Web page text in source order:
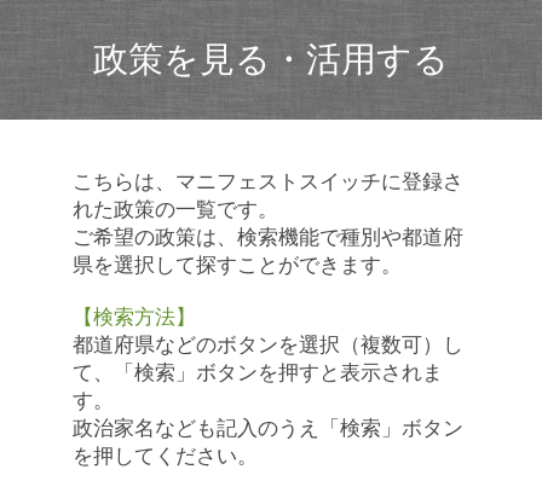
政策を見る・活用する
こちらは、マニフェストスイッチに登録さ
れた政策の一覧です。
ご希望の政策は、検索機能で種別や都道府
県を選択して探すことができます。
【検索方法】
都道府県などのボタンを選択（複数可）し
て、「検索」ボタンを押すと表示されま
す。
政治家名なども記入のうえ「検索」ボタン
を押してください。